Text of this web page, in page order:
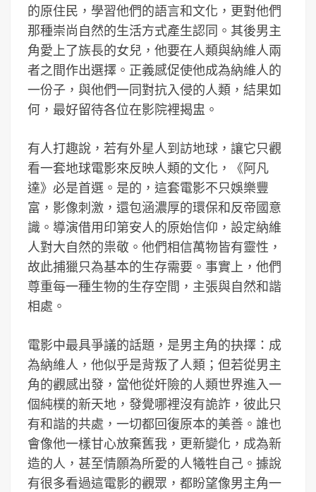
的原住民，學習他們的語言和文化，更對他們
那種崇尚自然的生活方式產生認同。其後男主
角愛上了族長的女兒，他要在人類與納維人兩
者之間作出選擇。正義感促使他成為納維人的
一份子，與他們一同對抗入侵的人類，結果如
何，最好留待各位在影院裡揭盅。
有人打趣說，若有外星人到訪地球，讓它只觀
看一套地球電影來反映人類的文化，《阿凡
達》必是首選。是的，這套電影不只娛樂豐
富，影像刺激，還包涵濃厚的環保和反帝國意
識。導演借用印第安人的原始信仰，設定納維
人對大自然的祟敬。他們相信萬物皆有靈性，
故此捕獵只為基本的生存需要。事實上，他們
尊重每一種生物的生存空間，主張與自然和諧
相處。
電影中最具爭議的話題，是男主角的抉擇：成
為納維人，他似乎是背叛了人類；但若從男主
角的觀感出發，當他從奸險的人類世界進入一
個純樸的新天地，發覺哪裡沒有詭詐，彼此只
有和諧的共處，一切都回復原本的美善。誰也
會像他一樣甘心放棄舊我，更新變化，成為新
造的人，甚至情願為所愛的人犧牲自己。據說
有很多看過這電影的觀眾，都盼望像男主角一